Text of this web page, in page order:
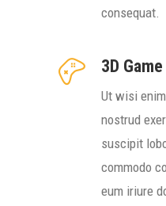
consequat.
3D
Ut wisi
nostrud
suscipit
commodo
eum iriure